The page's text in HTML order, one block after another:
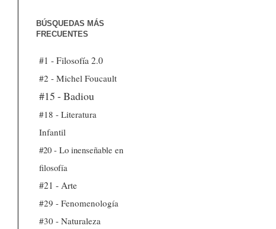
BÚSQUEDAS MÁS
FRECUENTES
#1 - Filosofía 2.0
#2 - Michel Foucault
#15 - Badiou
#18 - Literatura
Infantil
#20 - Lo inenseñable en
filosofía
#21 - Arte
#29 - Fenomenología
#30 - Naturaleza